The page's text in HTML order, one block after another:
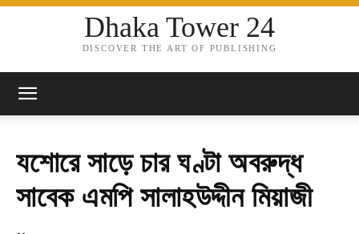
Dhaka Tower 24
DISCOVER THE ART OF PUBLISHING
যশোরে সাড়ে চার ঘণ্টা অবরুদ্ধ
সাবেক এমপি সালাহউদ্দীন মিয়াজী